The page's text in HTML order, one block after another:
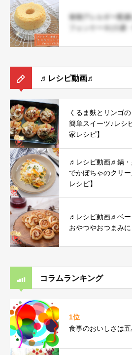
食物アレルギー配
フォンケーキ(小麦
♬レシピ動画♬
くるま麩とリンゴ
簡単スイーツ♪レシ
家レシピ】
♬レシピ動画♬鍋・
でかぼちゃのクリ
レシピ】
♬レシピ動画♬ベー
おやつやおつまみに
コラムランキング
1位
食事のおいしさは